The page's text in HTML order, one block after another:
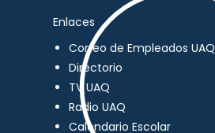
Enlaces
Correo de Empleados UAQ
Directorio
TV UAQ
Radio UAQ
Calendario Escolar